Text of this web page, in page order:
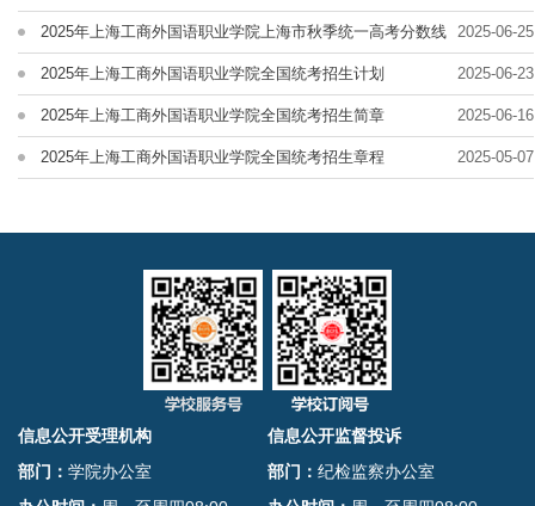
2025-07-02
2025年上海工商外国语职业学院上海市秋季统一高考分数线 2025-06-25
2025年上海工商外国语职业学院全国统考招生计划 2025-06-23
2025年上海工商外国语职业学院全国统考招生简章 2025-06-16
2025年上海工商外国语职业学院全国统考招生章程 2025-05-07
信息公开受理机构
部门： 学院办公室
信息公开监督投诉
部门： 纪检监察办公室